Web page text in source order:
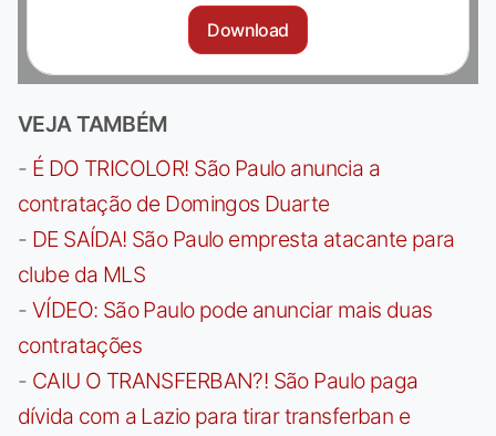
Download
VEJA TAMBÉM
- É DO TRICOLOR! São Paulo anuncia a
contratação de Domingos Duarte
- DE SAÍDA! São Paulo empresta atacante para
clube da MLS
- VÍDEO: São Paulo pode anunciar mais duas
contratações
- CAIU O TRANSFERBAN?! São Paulo paga
dívida com a Lazio para tirar transferban e